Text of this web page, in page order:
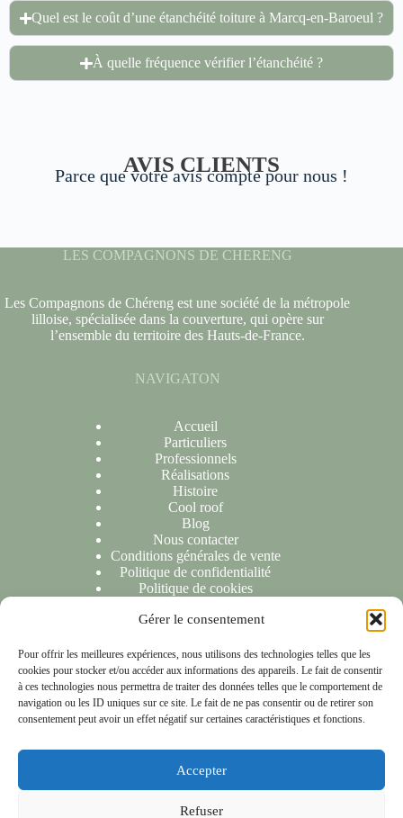
Gérer le consentement
Pour offrir les meilleures expériences, nous utilisons des technologies telles que les
cookies pour stocker et/ou accéder aux informations des appareils. Le fait de consentir
à ces technologies nous permettra de traiter des données telles que le comportement de
navigation ou les ID uniques sur ce site. Le fait de ne pas consentir ou de retirer son
consentement peut avoir un effet négatif sur certaines caractéristiques et fonctions.
Accepter
Refuser
Quel est le coût d’une étanchéité toiture à Marcq-en-Baroeul ?
À quelle fréquence vérifier l’étanchéité ?
AVIS CLIENTS
Parce que votre avis compte pour nous !
LES COMPAGNONS DE CHERENG
Les Compagnons de Chéreng est une société de la métropole
lilloise, spécialisée dans la couverture, qui opère sur
l’ensemble du territoire des Hauts-de-France.
NAVIGATON
Accueil
Particuliers
Professionnels
Réalisations
Histoire
Cool roof
Blog
Nous contacter
Conditions générales de vente
Politique de confidentialité
Politique de cookies
Nous sommes ravis de répondre à toutes vos demandes ou
questions. N'hésitez pas à nous contacter et nous vous
répondrons dans les 24 heures suivant la réception de votre
message.
NOTRE LOCALISATION